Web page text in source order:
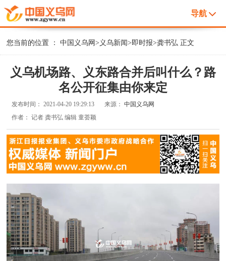
导航
您当前的位置 ：中国义乌网> 义乌新闻>即时报>龚书弘 正文
义乌机场路、义东路合并后叫什么？路
名公开征集由你来定
发布时间：2021-04-20 19:29:13 来源：中国义乌网
作者：记者 龚书弘 编辑 童荟颖